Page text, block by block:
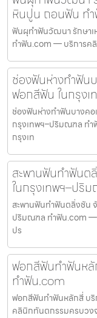
หินปูน ถอนฟัน ท
ฟันผุทำฟันวัฒนา รักษา
ทำฟัน.com — บริการค
ช่องฟันห่างทำฟัน
ฟอกสีฟัน ในกรุง
ช่องฟันห่างทำฟันบางค
กรุงเทพฯ–ปริมณฑล ท
กรุงเท
สะพานฟันทำฟันต
ในกรุงเทพฯ–ปริ
สะพานฟันทำฟันตลิ่งชัน
ปริมณฑล ทำฟัน.com —
ปร
ฟอกสีฟันทำฟันหลั
ทำฟัน.com
ฟอกสีฟันทำฟันหลักสี่ บ
คลินิกทันตกรรมครบวง